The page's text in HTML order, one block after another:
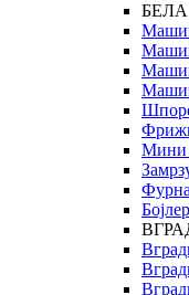
Мини